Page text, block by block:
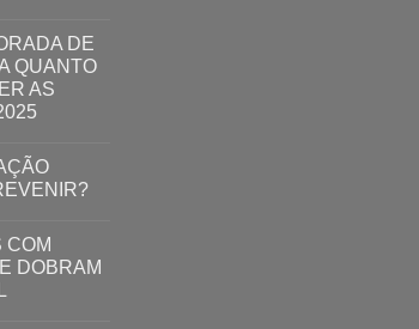
DE
QUANTO
AS
COM
DOBRAM